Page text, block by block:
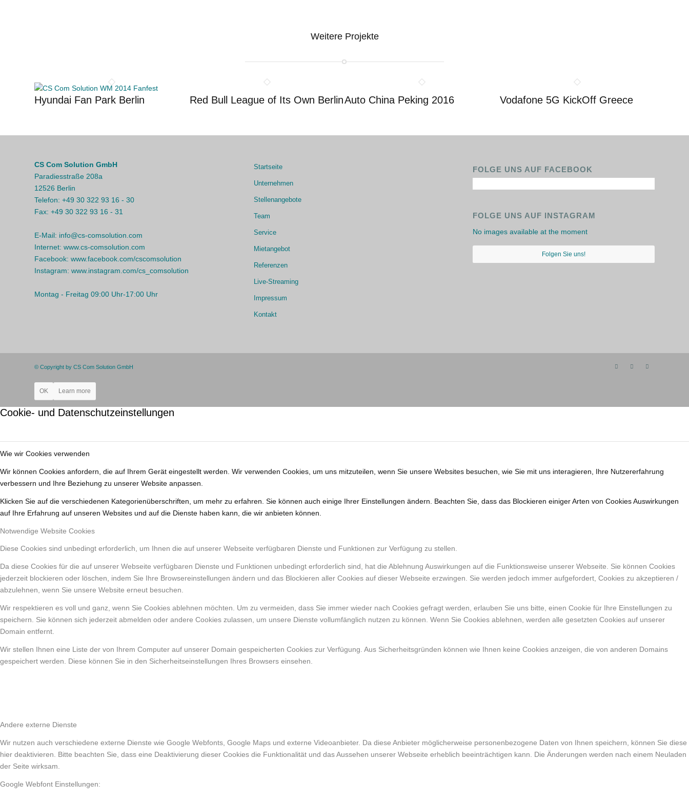
Weitere Projekte
Hyundai Fan Park Berlin Red Bull League of Its Own BerlinAuto China Peking 2016 Vodafone 5G KickOff Greece
CS Com Solution GmbH
Paradiesstraße 208a
12526 Berlin
Telefon: +49 30 322 93 16 - 30
Fax: +49 30 322 93 16 - 31
E-Mail: info@cs-comsolution.com
Internet: www.cs-comsolution.com
Facebook: www.facebook.com/cscomsolution
Instagram: www.instagram.com/cs_comsolution
Montag - Freitag 09:00 Uhr-17:00 Uhr
Startseite
Unternehmen
Stellenangebote
Team
Service
Mietangebot
Referenzen
Live-Streaming
Impressum
Kontakt
FOLGE UNS AUF FACEBOOK
FOLGE UNS AUF INSTAGRAM
No images available at the moment
Folgen Sie uns!
© Copyright by CS Com Solution GmbH
OK Learn more
Cookie- und Datenschutzeinstellungen
Wie wir Cookies verwenden
Wir können Cookies anfordern, die auf Ihrem Gerät eingestellt werden. Wir verwenden Cookies, um uns mitzuteilen, wenn Sie unsere Websites besuchen, wie Sie mit uns interagieren, Ihre Nutzererfahrung
verbessern und Ihre Beziehung zu unserer Website anpassen.
Klicken Sie auf die verschiedenen Kategorienüberschriften, um mehr zu erfahren. Sie können auch einige Ihrer Einstellungen ändern. Beachten Sie, dass das Blockieren einiger Arten von Cookies Auswirkungen
auf Ihre Erfahrung auf unseren Websites und auf die Dienste haben kann, die wir anbieten können.
Notwendige Website Cookies
Diese Cookies sind unbedingt erforderlich, um Ihnen die auf unserer Webseite verfügbaren Dienste und Funktionen zur Verfügung zu stellen.
Da diese Cookies für die auf unserer Webseite verfügbaren Dienste und Funktionen unbedingt erforderlich sind, hat die Ablehnung Auswirkungen auf die Funktionsweise unserer Webseite. Sie können Cookies
jederzeit blockieren oder löschen, indem Sie Ihre Browsereinstellungen ändern und das Blockieren aller Cookies auf dieser Webseite erzwingen. Sie werden jedoch immer aufgefordert, Cookies zu akzeptieren /
abzulehnen, wenn Sie unsere Website erneut besuchen.
Wir respektieren es voll und ganz, wenn Sie Cookies ablehnen möchten. Um zu vermeiden, dass Sie immer wieder nach Cookies gefragt werden, erlauben Sie uns bitte, einen Cookie für Ihre Einstellungen zu
speichern. Sie können sich jederzeit abmelden oder andere Cookies zulassen, um unsere Dienste vollumfänglich nutzen zu können. Wenn Sie Cookies ablehnen, werden alle gesetzten Cookies auf unserer
Domain entfernt.
Wir stellen Ihnen eine Liste der von Ihrem Computer auf unserer Domain gespeicherten Cookies zur Verfügung. Aus Sicherheitsgründen können wie Ihnen keine Cookies anzeigen, die von anderen Domains
gespeichert werden. Diese können Sie in den Sicherheitseinstellungen Ihres Browsers einsehen.
Andere externe Dienste
Wir nutzen auch verschiedene externe Dienste wie Google Webfonts, Google Maps und externe Videoanbieter. Da diese Anbieter möglicherweise personenbezogene Daten von Ihnen speichern, können Sie diese
hier deaktivieren. Bitte beachten Sie, dass eine Deaktivierung dieser Cookies die Funktionalität und das Aussehen unserer Webseite erheblich beeinträchtigen kann. Die Änderungen werden nach einem Neuladen
der Seite wirksam.
Google Webfont Einstellungen: